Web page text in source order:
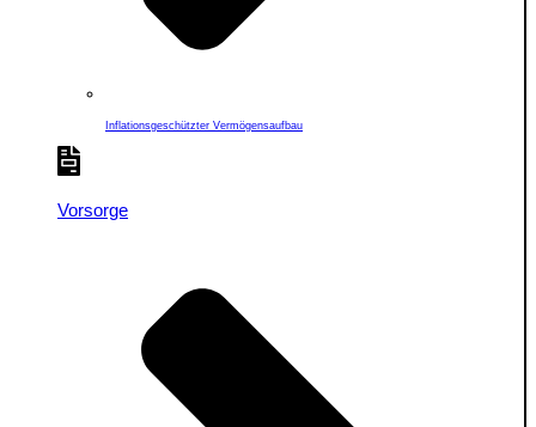
Inflationsgeschützter Vermögensaufbau
Vorsorge